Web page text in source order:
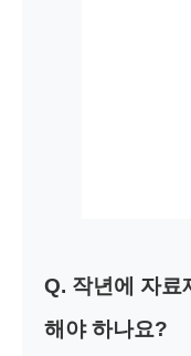
Q. 작년에 자료
해야 하나요?